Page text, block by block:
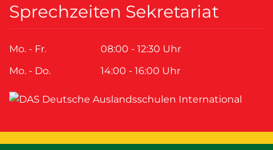
Sprechzeiten Sekretariat
Mo. - Fr.
08:00 - 12:30 Uhr
Mo. - Do.
14:00 - 16:00 Uhr